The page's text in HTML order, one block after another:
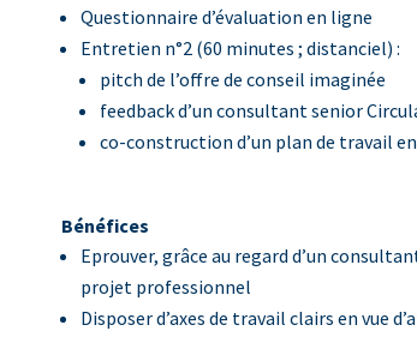
Questionnaire d’évaluation en ligne
Entretien n°2 (60 minutes ; distanciel) :
pitch de l’offre de conseil imaginée
feedback d’un consultant senior
co-construction d’un plan de travail
Bénéfices
Eprouver, grâce au regard d’un
projet professionnel
Disposer d’axes de travail clairs en vue